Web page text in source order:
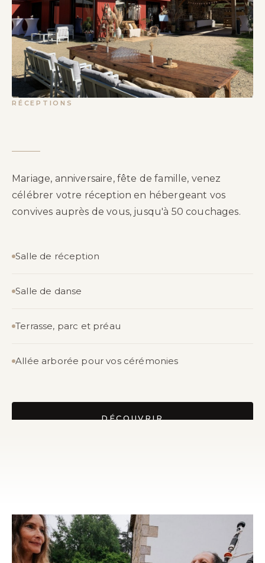
RÉCEPTIONS
Mariage, anniversaire, fête de famille, venez
célébrer votre réception en hébergeant vos
convives auprès de vous, jusqu'à 50 couchages.
Salle de réception
Salle de danse
Terrasse, parc et préau
Allée arborée pour vos cérémonies
DÉCOUVRIR